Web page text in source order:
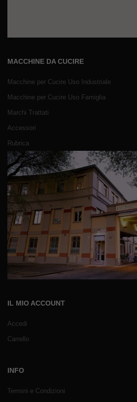
MACCHINE DA CUCIRE
Macchine per Cucire Uso Industriale
Macchine per Cucire Uso Famiglia
Marchi Trattati
Accessori
Rubrica
IL MIO ACCOUNT
Accedi
Carrello
INFO
Termini e Condizioni